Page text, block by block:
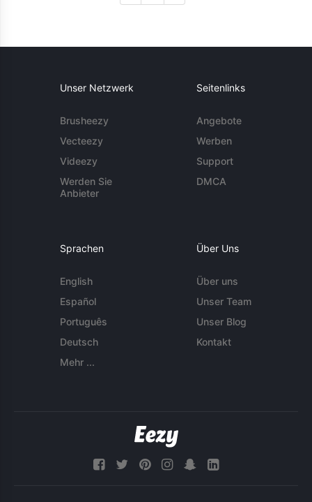
Unser Netzwerk
Brusheezy
Vecteezy
Videezy
Werden Sie
Anbieter
Seitenlinks
Angebote
Werben
Support
DMCA
Sprachen
English
Español
Português
Deutsch
Mehr ...
Über Uns
Über uns
Unser Team
Unser Blog
Kontakt